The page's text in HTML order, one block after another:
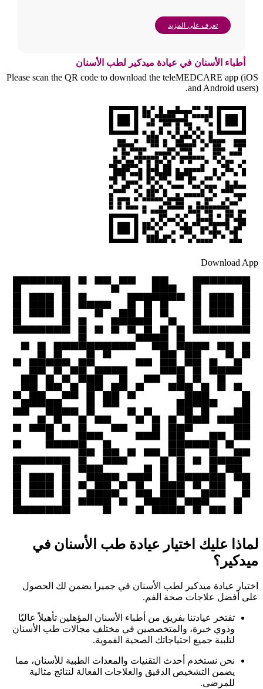
تعرف على المزيد
أطباء الأسنان في عيادة ميدكير لطب الأسنان
Please scan the QR code to download the teleMEDCARE app (iOS
and Android users).
Download App
لماذا عليك اختيار عيادة طب الأسنان في
ميدكير؟
اختيار عيادة ميدكير لطب الأسنان في جميرا يضمن لك الحصول
على أفضل علاجات صحة الفم.
تفتخر عيادتنا بفريق من أطباء الأسنان المؤهلين تأهيلاً عاليًا
وذوي خبرة، والمتخصصين في مختلف مجالات طب الأسنان
لتلبية جميع احتياجاتك الصحية الفموية.
نحن نستخدم أحدث التقنيات والمعدات الطبية للأسنان، مما
يضمن التشخيص الدقيق والعلاجات الفعالة لنتائج مثالية
للمرضى.